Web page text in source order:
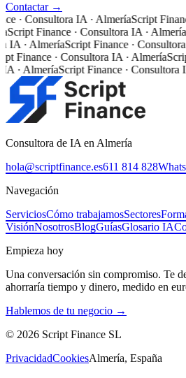
Contactar →
· Consultora IA · AlmeríaScript
Script Finance · Consultora IA · Almería
IA · AlmeríaScript Finance · Consultora
Finance · Consultora IA · Almería
· AlmeríaScript Finance · Consultora
Consultora de IA en Almería
hola@scriptfinance.es611 814 828
Navegación
ServiciosCómo trabajamosSectores
VisiónNosotrosBlogGuíasGlosario IA
Empieza hoy
Una conversación sin compromiso. Te
ahorraría tiempo y dinero, medido en
Hablemos de tu negocio →
© 2026 Script Finance SL
PrivacidadCookiesAlmería, España